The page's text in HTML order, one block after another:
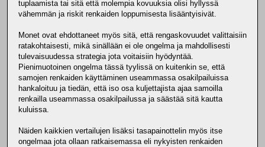
tuplaamista tai sitä että molempia kovuuksia olisi hyllyssä
vähemmän ja riskit renkaiden loppumisesta lisääntyisivät.
Monet ovat ehdottaneet myös sitä, että rengaskovuudet valittaisiin
ratakohtaisesti, mikä sinällään ei ole ongelma ja mahdollisesti
tulevaisuudessa strategia jota voitaisiin hyödyntää.
Pienimuotoinen ongelma tässä tyylissä on kuitenkin se, että
samojen renkaiden käyttäminen useammassa osakilpailuissa
hankaloituu ja tiedän, että iso osa kuljettajista ajaa samoilla
renkailla useammassa osakilpailussa ja säästää sitä kautta
kuluissa.
Näiden kaikkien vertailujen lisäksi tasapainottelin myös itse
ongelmaa jota ollaan ratkaisemassa eli nykyisten renkaiden